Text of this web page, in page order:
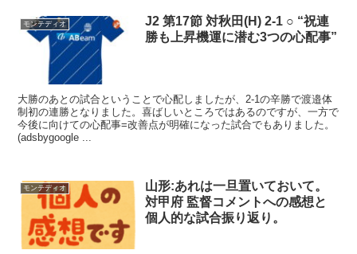
モンテディオ
J2 第17節 対秋田(H) 2-1 ○ “祝連
勝も上昇機運に潜む3つの心配事”
大勝のあとの試合ということで心配しましたが、2-1の辛勝で渡邉体
制初の連勝となりました。喜ばしいところではあるのですが、一方で
今後に向けての心配事=改善点が明確になった試合でもありました。
(adsbygoogle ...
モンテディオ
山形:あれは一旦置いておいて。
対甲府 監督コメントへの感想と
個人的な試合振り返り。